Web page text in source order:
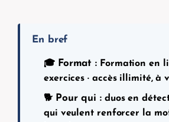
En bref
🎓 Format : Formation en
exercices · accès illimité, à
🐕 Pour qui :duos en
qui veulent renforcer la